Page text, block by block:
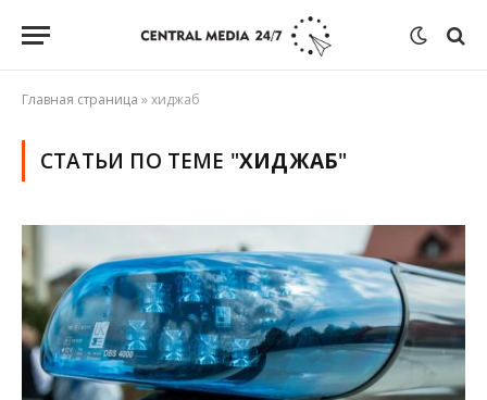
Главная страница »хиджаб
СТАТЬИ ПО ТЕМЕ "ХИДЖАБ"